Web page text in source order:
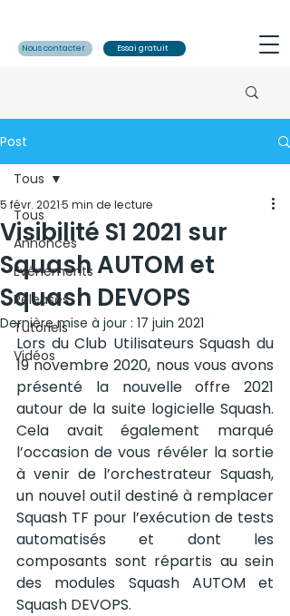
Nous contacter Essai gratuit
Post
Tous
Annonces
Evénements
Releases
Tutoriels
Vidéos
Tous
Visibilité S1 2021 sur
Squash AUTOM et
Squash DEVOPS
5 févr. 20215 min de lecture
Dernière mise à jour : 17 juin 2021
Lors du Club Utilisateurs Squash du
19 novembre 2020, nous vous avons
présenté la nouvelle offre 2021
autour de la suite logicielle Squash.
Cela avait également marqué
l’occasion de vous révéler la sortie
à venir de l’orchestrateur Squash,
un nouvel outil destiné à remplacer
Squash TF pour l’exécution de tests
automatisés et dont les
composants sont répartis au sein
des modules Squash AUTOM et
Squash DEVOPS.